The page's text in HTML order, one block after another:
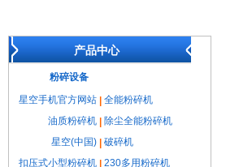
产品中心
粉碎设备
星空手机官方网站
全能粉碎机
油质粉碎机
除尘全能粉碎机
星空(中国)
破碎机
扣压式小型粉碎机
230多用粉碎机